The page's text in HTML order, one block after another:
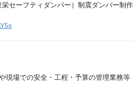
セーフティダンパー）制震ダンパー制作
現場での安全・工程・予算の管理業務等